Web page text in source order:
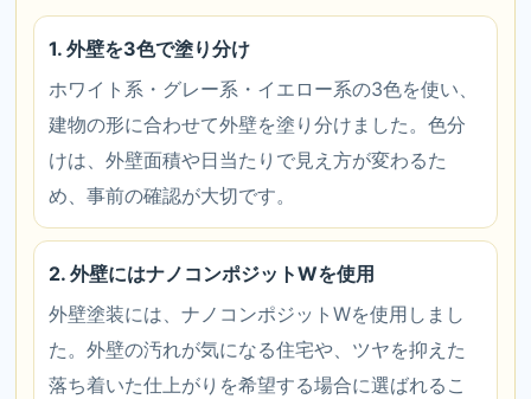
1. 外壁を3色で塗り分け
ホワイト系・グレー系・イエロー系の3色を使い、
建物の形に合わせて外壁を塗り分けました。色分
けは、外壁面積や日当たりで見え方が変わるた
め、事前の確認が大切です。
2. 外壁にはナノコンポジットWを使用
外壁塗装には、ナノコンポジットWを使用しまし
た。外壁の汚れが気になる住宅や、ツヤを抑えた
落ち着いた仕上がりを希望する場合に選ばれるこ